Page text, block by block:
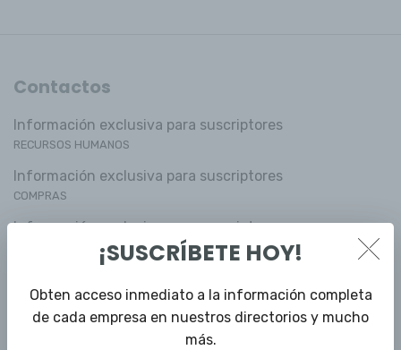
Contactos
Información exclusiva para suscriptores
RECURSOS HUMANOS
Información exclusiva para suscriptores
COMPRAS
Información exclusiva para suscriptores
CONTROL DE CALIDAD
Información exclusiva para suscriptores
¡SUSCRÍBETE HOY!
Obten acceso inmediato a la información completa
de cada empresa en nuestros directorios y mucho
más.